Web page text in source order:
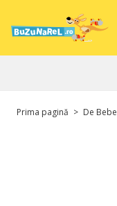
Prima pagină > De Bebe